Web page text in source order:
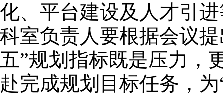
化、平台建设及人才引
科室负责人要根据会议
五”规划指标既是压力，
赴完成规划目标任务，